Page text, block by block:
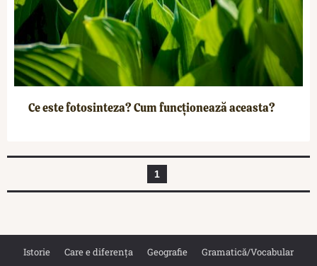
Ce este fotosinteza? Cum funcționează aceasta?
1
Istorie Care e diferența Geografie
Gramatică/Vocabular